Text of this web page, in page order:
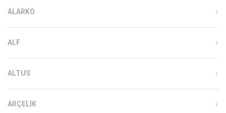
ALARKO
ALF
ALTUS
ARÇELIK